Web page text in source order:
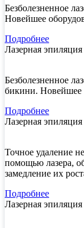
Безболезненное
Новейшее
Подробнее
Лазерная
Безболезненное
бикини. Новейшее
Подробнее
Лазерная
Точное удаление
помощью лазера,
замедление их
Подробнее
Лазерная